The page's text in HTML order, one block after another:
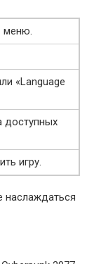
меню.
«Language
доступных
игру.
наслаждаться